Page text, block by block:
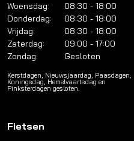
Woensdag:
08:30 - 18:00
Donderdag:
08:30 - 18:00
Vrijdag:
08:30 - 18:00
Zaterdag:
09:00 - 17:00
Zondag:
Gesloten
Kerstdagen, Nieuwsjaardag, Paasdagen,
Koningsdag, Hemelvaartsdag en
Pinksterdagen gesloten.
Fietsen